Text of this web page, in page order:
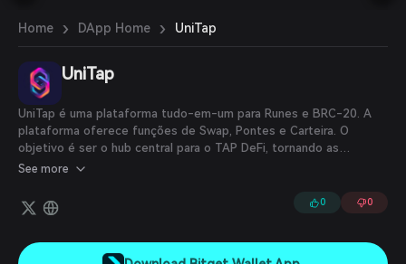
ภาษาไทย
العربية
हिन्दी
Español
Português (Brasil)
Español (Argentina)
Home › DApp Home › UniTap
UniTap
UniTap é uma plataforma tudo-em-um para Runes e BRC-20. A
plataforma oferece funções de Swap, Pontes e Carteira. O
objetivo é ser o hub central para o TAP DeFi, tornando as
transferências de tokens e as pontes mais eficientes e
See more
0 0